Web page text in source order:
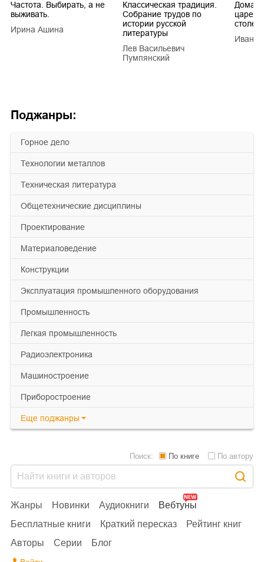
Поджанры:
горное дело
технологии металлов
техническая литература
общетехнические дисциплины
проектирование
материаловедение
конструкции
эксплуатация промышленного оборудования
промышленность
легкая промышленность
радиоэлектроника
машиностроение
приборостроение
Еще поджанры
Частота. Выбирать, а не
выживать.
Ирина Ашина
Классическая традиция.
Собрание трудов по
истории русской
литературы
Лев Васильевич
Пумпянский
царей
Иван
Жанры Новинки Аудиокниги
Вебтуны
Бесплатные книги
Краткий пересказ
Рейтинг книг
Авторы
Серии Блог
Поиск: По книге По автору